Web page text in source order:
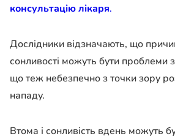
консультацію лікаря.
Дослідники відзначають, що
сонливості можуть бути проблеми
що теж небезпечно з точки зору
нападу.
Втома і сонливість вдень можуть